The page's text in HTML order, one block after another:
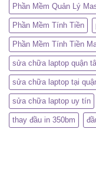
Phần Mềm Quản Lý
Phần Mềm Tính Tiền
Phần Mềm Tính Tiền
sửa chữa laptop quận
sửa chữa laptop tại
sửa chữa laptop uy tín
thay đầu in 350bm